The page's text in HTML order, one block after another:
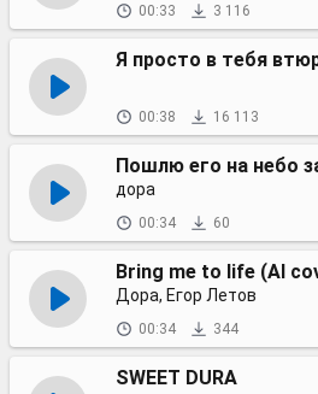
00:33 3 116
Я просто в тебя
00:38 16 113
Пошлю его на небо
дора
00:34 60
Bring me to life (AI
Дора, Егор Летов
00:34 344
SWEET DURA